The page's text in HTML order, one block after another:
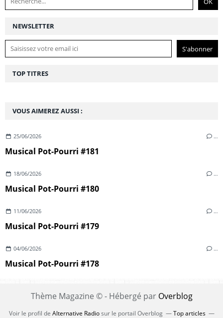
NEWSLETTER
VOUS AIMEREZ AUSSI :
25/06/2026 …
Musical Pot-Pourri #181
18/06/2026 …
Musical Pot-Pourri #180
11/06/2026 …
Musical Pot-Pourri #179
04/06/2026 …
Musical Pot-Pourri #178
TOP TITRES
Thème Magazine © - Hébergé par Overblog
Voir le profil de Alternative Radiosur le portail Overblog Top articles